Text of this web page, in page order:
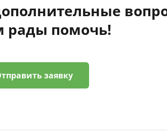
рады помочь!
заявку